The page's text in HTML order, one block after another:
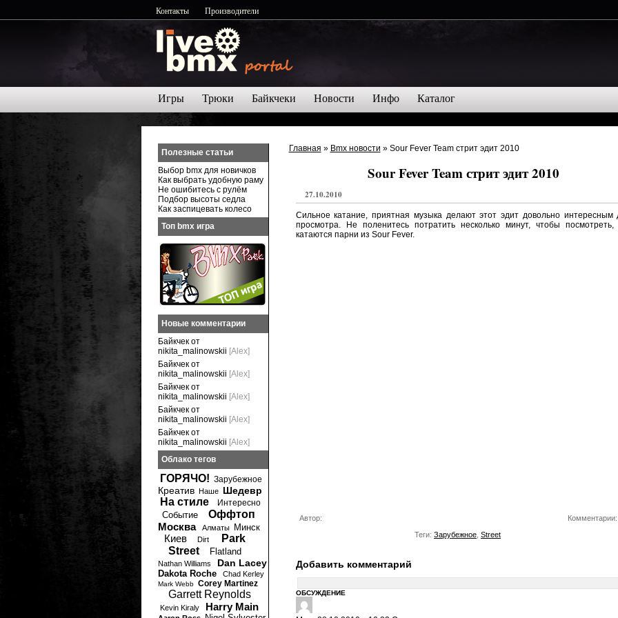
Контакты Производители
Игры Трюки Байкчеки Новости Инфо Каталог
Главная » Bmx новости » Sour Fever Team стрит эдит 2010
Sour Fever Team стрит эдит 2010
27.10.2010
Сильное катание, приятная музыка делают этот эдит довольно интересным
просмотра. Не поленитесь потратить несколько минут, чтобы посмотреть,
катаются парни из Sour Fever.
Автор:
Комментарии:
Теги: Зарубежное Street
Добавить комментарий
ОБСУЖДЕНИЕ
Полезные статьи
Выбор bmx для новичков
Как выбрать удобную раму
Не ошибитесь с рулём
Подбор высоты седла
Как заспицевать колесо
Топ bmx игра
Новые комментарии
Байкчек от
nikita_malinowskii [Alex]
Байкчек от
nikita_malinowskii [Alex]
Байкчек от
nikita_malinowskii [Alex]
Байкчек от
nikita_malinowskii [Alex]
Байкчек от
nikita_malinowskii [Alex]
Облако тегов
ГОРЯЧО! Зарубежное
Креатив Наше Шедевр
На стиле Интересно
Событие
Оффтоп
Москва
Алматы Минск
Киев Dirt
Park
Street
Flatland
Nathan Williams Dan Lacey
Dakota Roche Chad Kerley
Mark Webb Corey Martinez
Garrett Reynolds
Kevin Kiraly Harry Main